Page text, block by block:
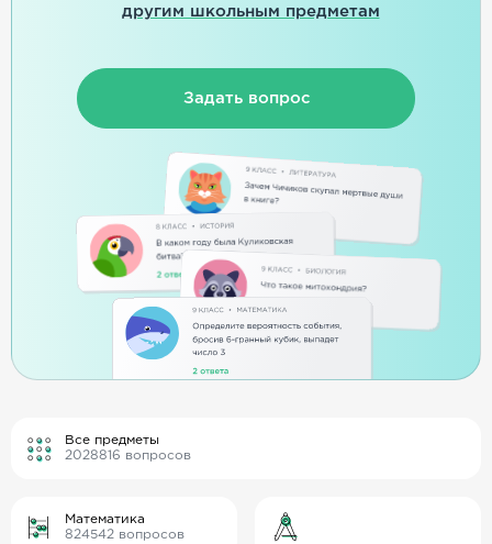
другим школьным предметам
Задать вопрос
Все предметы
2028816 вопросов
Математика
824542 вопросов